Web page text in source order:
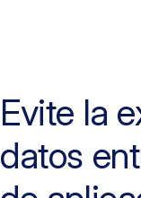
Evite la
datos